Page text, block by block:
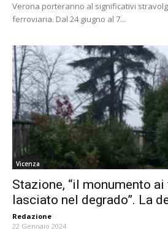
Verona porteranno al significativi
ferroviaria. Dal 24 giugno al 7...
Vicenza
Stazione, “il monumento
lasciato nel degrado”. La
Redazione -
22 Gennaio 2024